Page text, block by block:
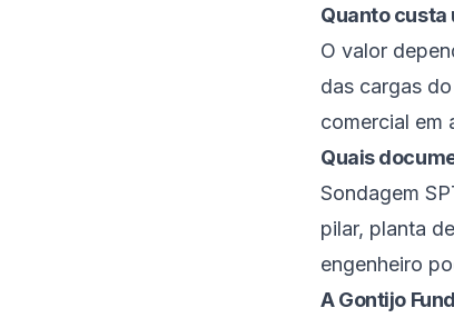
Quanto custa
O valor
das cargas
comercial em
Quais
Sondagem
pilar, planta
engenheiro
A Gontijo